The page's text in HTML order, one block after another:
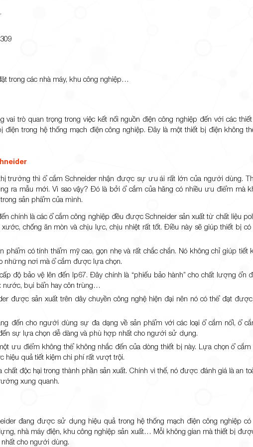
trong các nhà máy, khu công nghiệp…
vai trò quan trọng trong việc kết nối nguồn điện công nghiệp đến với các
điện trong hệ thống mạch điện công nghiệp. Đây là một thiết bị điện không
trường thì ổ cắm Schneider nhận được sự ưu ái rất lớn của người dùng.
ra mẫu mới. Vì sao vậy? Đó là bởi ổ cắm của hãng có nhiều ưu điểm mà
sản phẩm của mình.
chính là các ổ cắm công nghiệp đều được Schneider sản xuất từ chất liệu
xước, chống ăn mòn và chịu lực, chịu nhiệt rất tốt. Điều này sẽ giúp thiết bị
phẩm có tính thẩm mỹ cao, gọn nhẹ và rất chắc chắn. Nó không chỉ giúp tiết
những nơi mà ổ cắm được lựa chọn.
độ bảo vệ lên đến Ip67. Đây chính là “phiếu bảo hành” cho chất lượng ổn
nước, bụi bẩn hay côn trùng…
được sản xuất trên dây chuyền công nghệ hiện đại nên nó có thể đạt
đến cho người dùng sự đa dạng về sản phẩm với các loại ổ cắm nổi, ổ
sự lựa chọn dễ dàng và phù hợp nhất cho người sử dụng.
ưu điểm không thể không nhắc đến của dòng thiết bị này. Lựa chọn ổ cắm
quả tiết kiệm chi phí rất vượt trội.
chất độc hại trong thành phần sản xuất. Chính vì thế, nó được đánh giá là an
xung quanh.
đang được sử dụng hiệu quả trong hệ thống mạch điện công nghiệp
nhà máy điện, khu công nghiệp sản xuất… Mỗi không gian mà thiết bị
cho người dùng.